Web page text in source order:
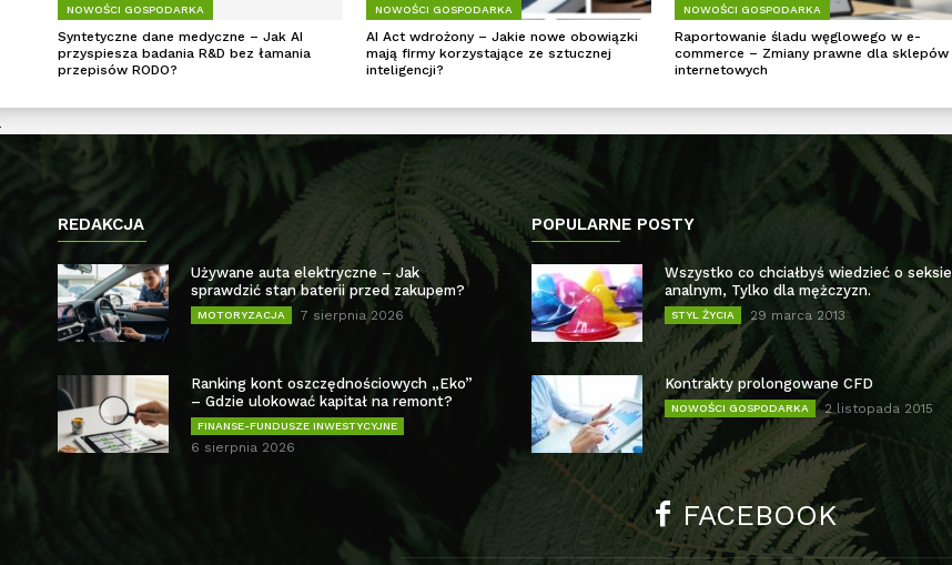
NOWOŚCI GOSPODARKA
Syntetyczne dane medyczne – Jak AI
przyspiesza badania R&D bez łamania
przepisów RODO?
NOWOŚCI GOSPODARKA
AI Act wdrożony – Jakie nowe obowiązki
mają firmy korzystające ze sztucznej
inteligencji?
NOWOŚCI GOSPODARKA
Raportowanie śladu węglowego w e-
commerce – Zmiany prawne dla sklepów
internetowych
REDAKCJA
Używane auta elektryczne – Jak
sprawdzić stan baterii przed zakupem?
MOTORYZACJA 7 sierpnia 2026
Ranking kont oszczędnościowych „Eko”
– Gdzie ulokować kapitał na remont?
FINANSE-FUNDUSZE INWESTYCYJNE
6 sierpnia 2026
POPULARNE POSTY
Wszystko co chciałbyś wiedzieć o seksie
analnym, Tylko dla mężczyzn.
STYL ŻYCIA 29 marca 2013
Kontrakty prolongowane CFD
NOWOŚCI GOSPODARKA 2 listopada 2015
FACEBOOK